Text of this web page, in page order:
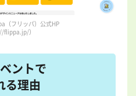
（フリッパ）公式HP
flippa.jp/）
ントで
る理由